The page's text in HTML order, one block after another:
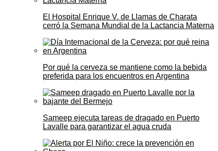
El Hospital Enrique V. de Llamas de Charata
cerró la Semana Mundial de la Lactancia Materna
Por qué la cerveza se mantiene como la bebida
preferida para los encuentros en Argentina
Sameep ejecuta tareas de dragado en Puerto
Lavalle para garantizar el agua cruda